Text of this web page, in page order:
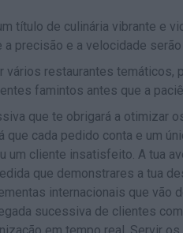
título de culinária vibrante e
precisão e a velocidade
restaurantes temáticos,
famintos antes que a
que te obrigará a otimizar
cada pedido conta e um
cliente insatisfeito. A tua
que demonstrares a tua
internacionais que vão
sucessiva de clientes